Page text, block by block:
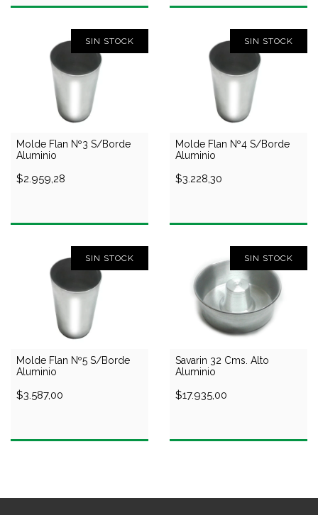
SIN STOCK
Molde Flan Nº3 S/Borde
Aluminio
$2.959,28
SIN STOCK
Molde Flan Nº4 S/Borde
Aluminio
$3.228,30
SIN STOCK
Molde Flan Nº5 S/Borde
Aluminio
$3.587,00
SIN STOCK
Savarin 32 Cms. Alto
Aluminio
$17.935,00